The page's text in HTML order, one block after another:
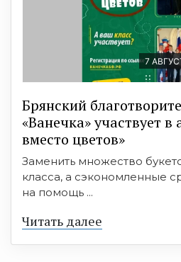
7
Брянский
«Ванечка» участвует в
вместо цветов»
Заменить множество
класса, а сэкономленные
на помощь ...
Читать далее